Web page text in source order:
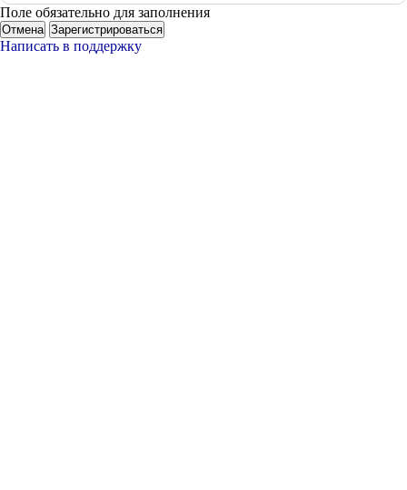
Поле обязательно для заполнения
Отмена Зарегистрироваться
Написать в поддержку